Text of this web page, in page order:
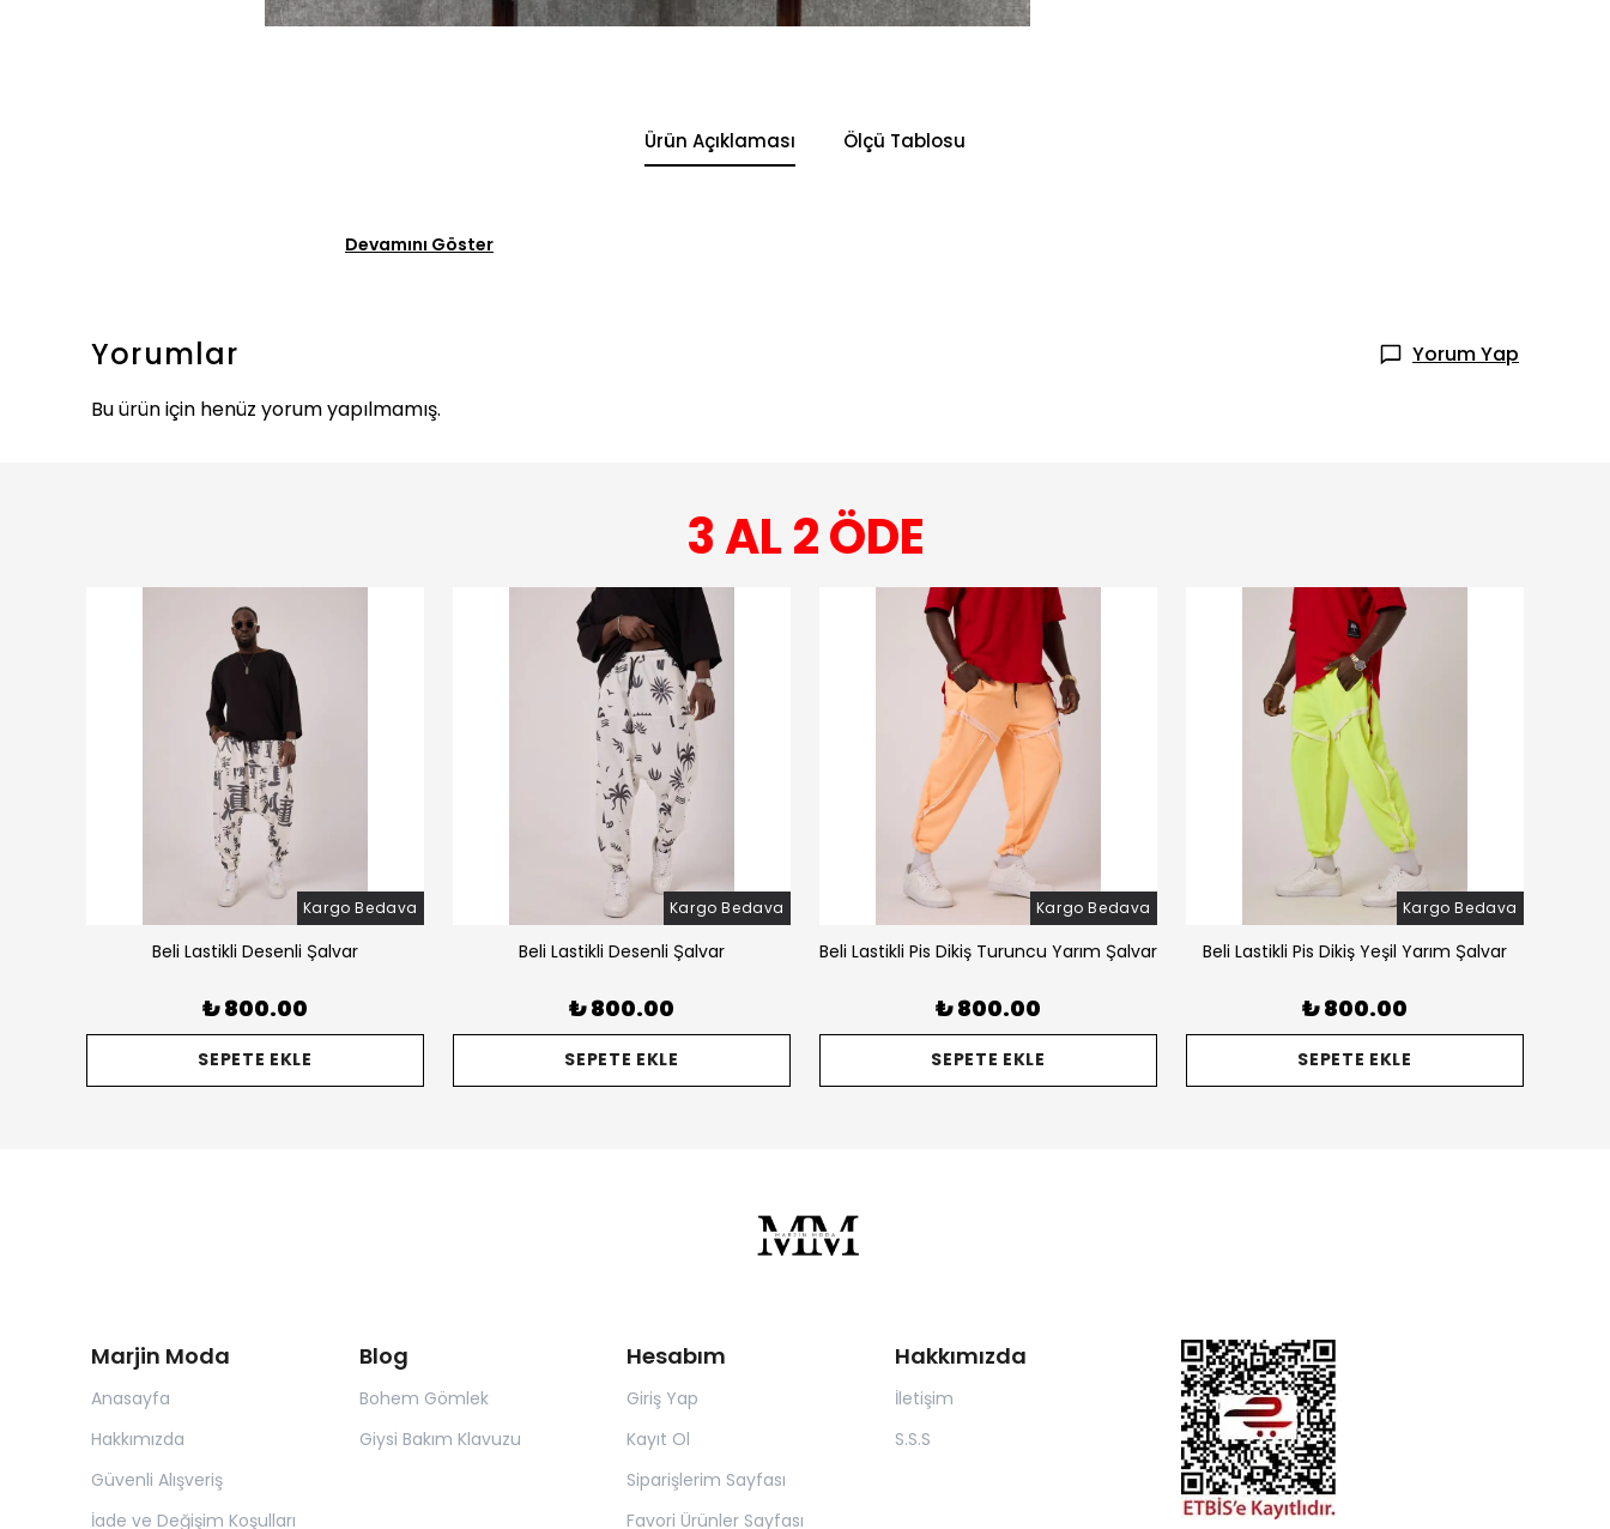
Ürün Açıklaması Ölçü Tablosu
Devamını Göster
Yorumlar
Yorum Yap
Bu ürün için henüz yorum yapılmamış.
3 AL 2 ÖDE
Kargo Bedava
Beli Lastikli Desenli Şalvar
₺ 800.00
SEPETE EKLE
Kargo Bedava
Beli Lastikli Desenli Şalvar
₺ 800.00
SEPETE EKLE
Kargo Bedava
Beli Lastikli Pis Dikiş Turuncu Yarım Şalvar
₺ 800.00
SEPETE EKLE
Kargo Bedava
Beli Lastikli Pis Dikiş Yeşil Yarım Şalvar
₺ 800.00
SEPETE EKLE
Marjin Moda
Anasayfa
Hakkımızda
Güvenli Alışveriş
İade ve Değişim Koşulları
Blog
Bohem Gömlek
Giysi Bakım Klavuzu
Hesabım
Giriş Yap
Kayıt Ol
Siparişlerim Sayfası
Favori Ürünler Sayfası
Hakkımızda
İletişim
S.S.S